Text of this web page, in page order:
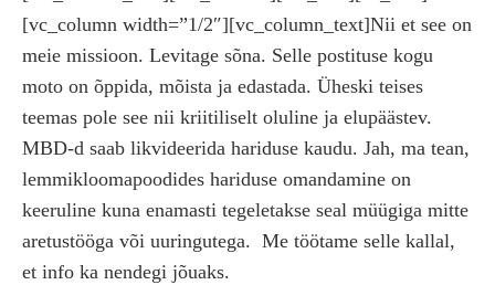
[vc_column width=”1/2″][vc_column_text]Nii et see on
meie missioon. Levitage sõna. Selle postituse kogu
moto on õppida, mõista ja edastada. Üheski teises
teemas pole see nii kriitiliselt oluline ja elupäästev.
MBD-d saab likvideerida hariduse kaudu. Jah, ma tean,
lemmikloomapoodides hariduse omandamine on
keeruline kuna enamasti tegeletakse seal müügiga mitte
aretustööga või uuringutega. Me töötame selle kallal,
et info ka nendegi jõuaks.